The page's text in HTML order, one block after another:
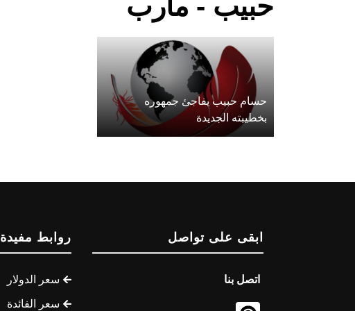
حبيب - مأرب
حسام حبيب يفاجئ جمهوره
بخطيبته الجديدة
ابقى على تواصل
اتصل بنا
روابط مفيدة
سعر الدولار
سعر الفائدة